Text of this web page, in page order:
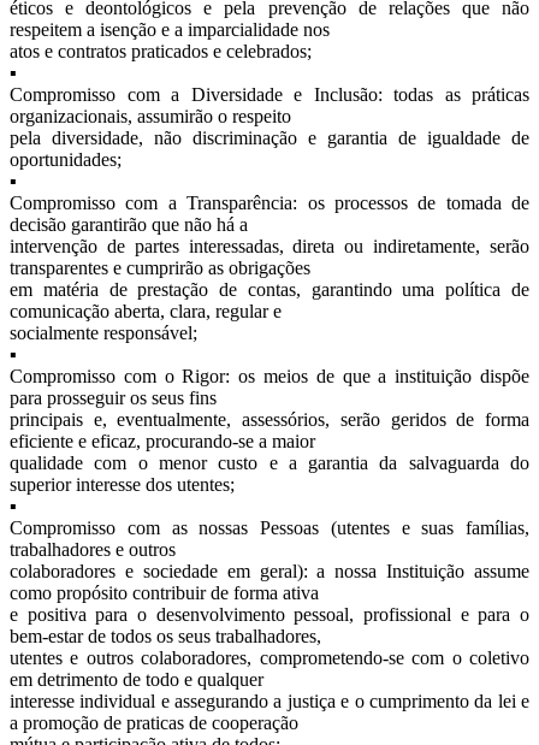
éticos e deontológicos e pela prevenção de relações que não
respeitem a isenção e a imparcialidade nos
atos e contratos praticados e celebrados;
▪
Compromisso com a Diversidade e Inclusão: todas as práticas
organizacionais, assumirão o respeito
pela diversidade, não discriminação e garantia de igualdade de
oportunidades;
▪
Compromisso com a Transparência: os processos de tomada de
decisão garantirão que não há a
intervenção de partes interessadas, direta ou indiretamente, serão
transparentes e cumprirão as obrigações
em matéria de prestação de contas, garantindo uma política de
comunicação aberta, clara, regular e
socialmente responsável;
▪
Compromisso com o Rigor: os meios de que a instituição dispõe
para prosseguir os seus fins
principais e, eventualmente, assessórios, serão geridos de forma
eficiente e eficaz, procurando-se a maior
qualidade com o menor custo e a garantia da salvaguarda do
superior interesse dos utentes;
▪
Compromisso com as nossas Pessoas (utentes e suas famílias,
trabalhadores e outros
colaboradores e sociedade em geral): a nossa Instituição assume
como propósito contribuir de forma ativa
e positiva para o desenvolvimento pessoal, profissional e para o
bem-estar de todos os seus trabalhadores,
utentes e outros colaboradores, comprometendo-se com o coletivo
em detrimento de todo e qualquer
interesse individual e assegurando a justiça e o cumprimento da lei e
a promoção de praticas de cooperação